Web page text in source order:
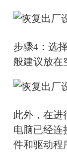
步骤4：选
般建议放在
此外，在进
电脑已经连
件和驱动程